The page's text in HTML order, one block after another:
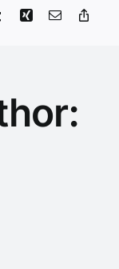
TumblrXing Email